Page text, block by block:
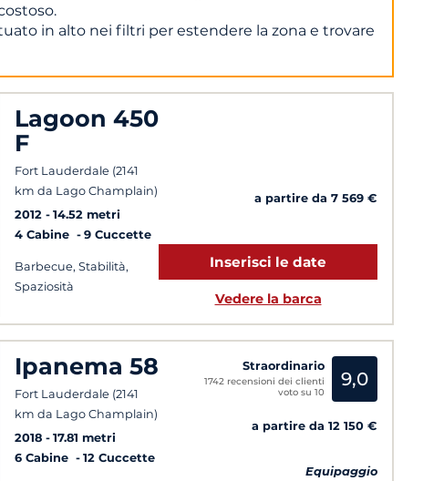
in alto nei filtri per estendere la zona e trovare
Lagoon 450
F
Fort Lauderdale (2141
km da Lago Champlain)
2012
14.52 metri
4 Cabine
9 Cuccette
Barbecue, Stabilità,
Spaziosità
a partire da 7 569 €
Inserisci le date
Vedere la barca
Ipanema 58
Fort Lauderdale (2141
km da Lago Champlain)
2018
17.81 metri
6 Cabine
12 Cuccette
Straordinario
1742 recensioni dei clienti
voto su 10
9,0
a partire da 12 150 €
Equipaggio